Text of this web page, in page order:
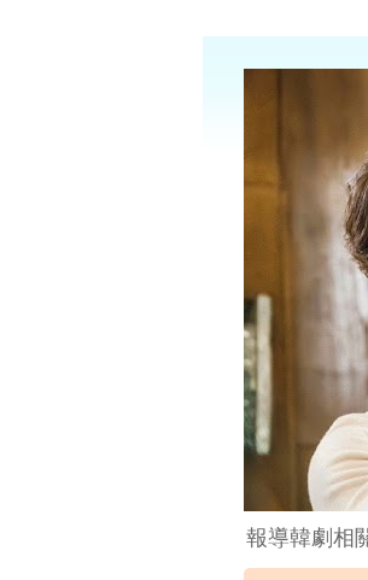
報導韓劇相